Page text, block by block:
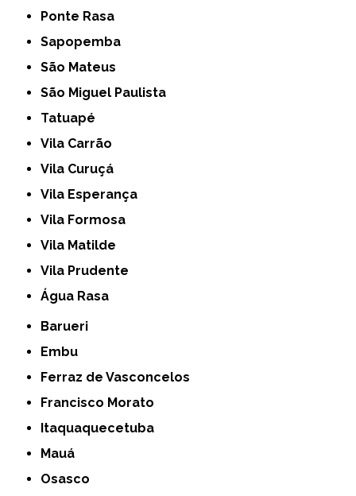
Ponte Rasa
Sapopemba
São Mateus
São Miguel Paulista
Tatuapé
Vila Carrão
Vila Curuçá
Vila Esperança
Vila Formosa
Vila Matilde
Vila Prudente
Água Rasa
Barueri
Embu
Ferraz de Vasconcelos
Francisco Morato
Itaquaquecetuba
Mauá
Osasco